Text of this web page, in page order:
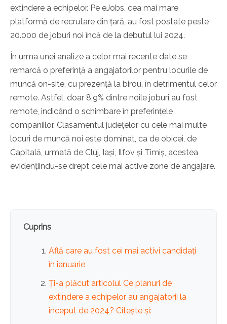
extindere a echipelor. Pe eJobs, cea mai mare
platformă de recrutare din țară, au fost postate peste
20.000 de joburi noi încă de la debutul lui 2024.
În urma unei analize a celor mai recente date se
remarcă o preferință a angajatorilor pentru locurile de
muncă on-site, cu prezență la birou, în detrimentul celor
remote. Astfel, doar 8,9% dintre noile joburi au fost
remote, indicând o schimbare în preferințele
companiilor. Clasamentul județelor cu cele mai multe
locuri de muncă noi este dominat, ca de obicei, de
Capitală, urmată de Cluj, Iași, Ilfov și Timiș, acestea
evidențiindu-se drept cele mai active zone de angajare.
Cuprins
Află care au fost cei mai activi candidați
în ianuarie
Ți-a plăcut articolul Ce planuri de
extindere a echipelor au angajatorii la
început de 2024? Citește și: